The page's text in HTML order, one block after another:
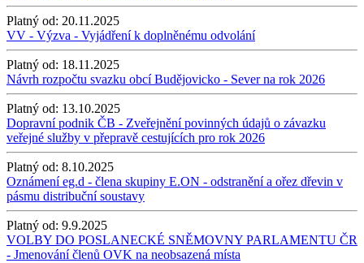
Platný od: 20.11.2025
VV - Výzva - Vyjádření k doplněnému odvolání
Platný od: 18.11.2025
Návrh rozpočtu svazku obcí Budějovicko - Sever na rok 2026
Platný od: 13.10.2025
Dopravní podnik ČB - Zveřejnění povinných údajů o závazku
veřejné služby v přepravě cestujících pro rok 2026
Platný od: 8.10.2025
Oznámení eg.d - člena skupiny E.ON - odstranění a ořez dřevin v
pásmu distribuční soustavy
Platný od: 9.9.2025
VOLBY DO POSLANECKÉ SNĚMOVNY PARLAMENTU ČR
- Jmenování členů OVK na neobsazená místa